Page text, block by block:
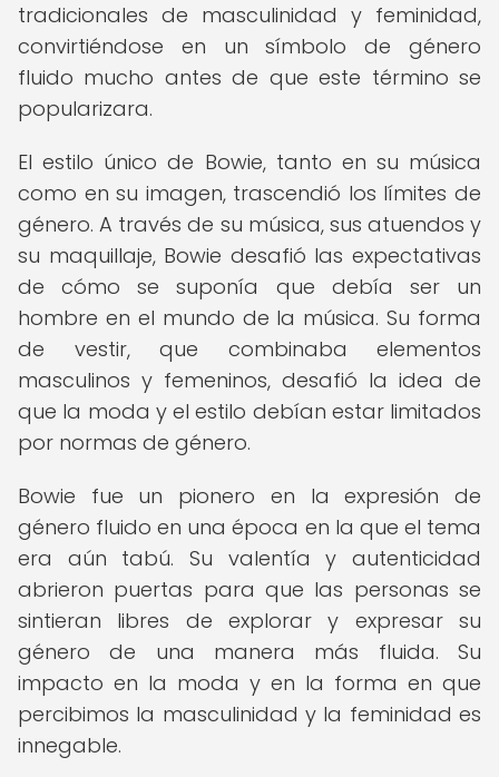
tradicionales de masculinidad y feminidad,
convirtiéndose en un símbolo de género
fluido mucho antes de que este término se
popularizara.
El estilo único de Bowie, tanto en su música
como en su imagen, trascendió los límites de
género. A través de su música, sus atuendos y
su maquillaje, Bowie desafió las expectativas
de cómo se suponía que debía ser un
hombre en el mundo de la música. Su forma
de vestir, que combinaba elementos
masculinos y femeninos, desafió la idea de
que la moda y el estilo debían estar limitados
por normas de género.
Bowie fue un pionero en la expresión de
género fluido en una época en la que el tema
era aún tabú. Su valentía y autenticidad
abrieron puertas para que las personas se
sintieran libres de explorar y expresar su
género de una manera más fluida. Su
impacto en la moda y en la forma en que
percibimos la masculinidad y la feminidad es
innegable.